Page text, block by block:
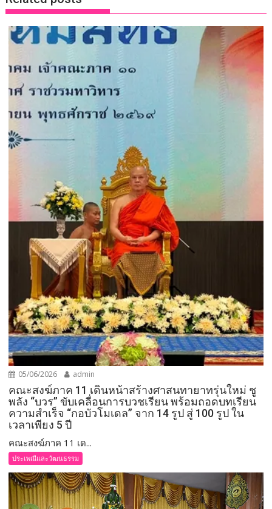
05/06/2026 admin
คณะสงฆ์ภาค 11 เดินหน้าสร้างศาสนทายาทรุ่นใหม่ ชู
พลัง “บวร” ขับเคลื่อนการบวชเรียน พร้อมถอดบทเรียน
ความสำเร็จ “กอบัวโมเดล” จาก 14 รูป สู่ 100 รูป ใน
เวลาเพียง 5 ปี
คณะสงฆ์ภาค 11 เด...
ประเพณีและวัฒนธรรม